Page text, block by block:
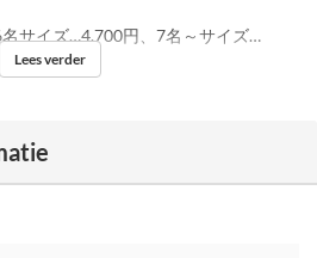
サイズ…4,700円、7名～サイズ…
Lees verder